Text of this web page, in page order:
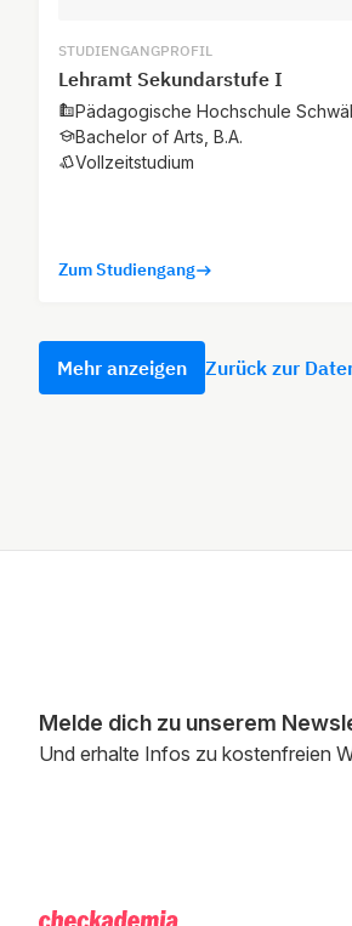
STUDIENGANGPROFIL
Lehramt Sekundarstufe I
Pädagogische Hochschule
Bachelor of Arts, B.A.
Vollzeitstudium
Zum Studiengang
Mehr anzeigen Zurück zur
Melde dich zu unserem
Und erhalte Infos zu kostenfreien